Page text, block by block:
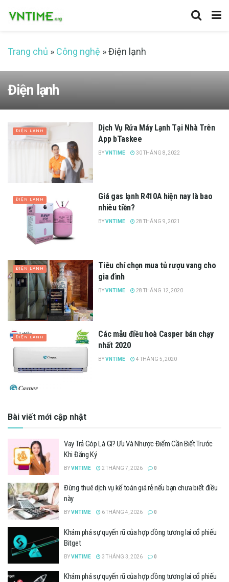
Trang chủ » Công nghệ »Điện lạnh
Điện lạnh
ĐIỆN LẠNH
Dịch Vụ Rửa Máy Lạnh Tại Nhà Trên
App bTaskee
BYVNTIME 30 THÁNG 8, 2022
ĐIỆN LẠNH
Giá gas lạnh R410A hiện nay là bao
nhiêu tiền?
BYVNTIME 28 THÁNG 9, 2021
ĐIỆN LẠNH
Tiêu chí chọn mua tủ rượu vang cho
gia đình
BYVNTIME 28 THÁNG 12, 2020
ĐIỆN LẠNH
Các mẫu điều hoà Casper bán chạy
nhất 2020
BYVNTIME 4 THÁNG 5, 2020
Bài viết mới cập nhật
Vay Trả Góp Là Gì? Ưu Và Nhược Điểm Cần Biết Trước
Khi Đăng Ký
BYVNTIME 2 THÁNG 7, 2026 0
Đừng thuê dịch vụ kế toán giá rẻ nếu bạn chưa biết điều
này
BYVNTIME 6 THÁNG 4, 2026 0
Khám phá sự quyến rũ của hợp đồng tương lai cổ phiếu
Bitget
BYVNTIME 3 THÁNG 3, 2026 0
Khám phá sự quyến rũ của hợp đồng tương lai cổ phiếu